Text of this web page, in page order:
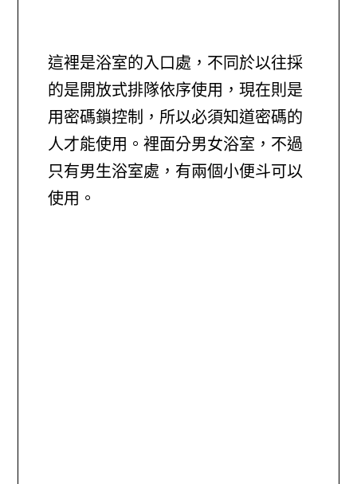
這裡是浴室的入口處，不同於以往採
的是開放式排隊依序使用，現在則是
用密碼鎖控制，所以必須知道密碼的
人才能使用。裡面分男女浴室，不過
只有男生浴室處，有兩個小便斗可以
使用。